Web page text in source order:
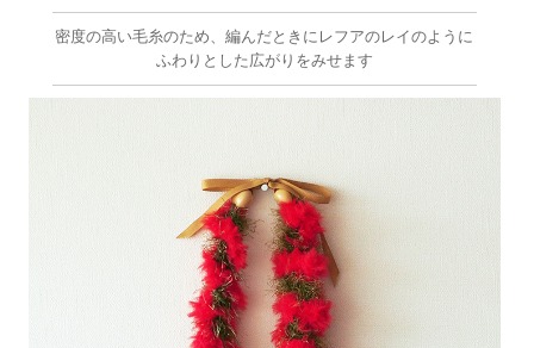
密度の高い毛糸のため、編んだときにレフアのレイのように
ふわりとした広がりをみせます